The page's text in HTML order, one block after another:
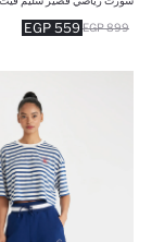
559 EGP 899 EGP